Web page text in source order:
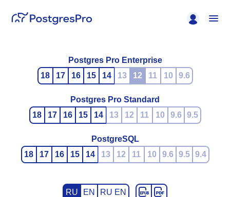
Postgres Pro Enterprise
18
17 16 15 14 13 12 11 10 9.6
Postgres Pro Standard
18
17 16 15 14 13 12 11 10 9.6 9.5
PostgreSQL
18
17 16 15 14 13 12 11 10 9.6 9.5 9.4
RU EN RU EN